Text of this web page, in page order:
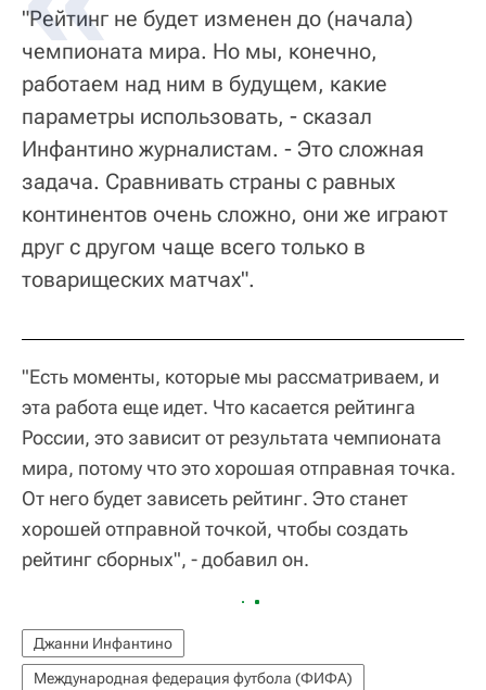
"Рейтинг не будет изменен до (начала)
чемпионата мира. Но мы, конечно,
работаем над ним в будущем, какие
параметры использовать, - сказал
Инфантино журналистам. - Это сложная
задача. Сравнивать страны с равных
континентов очень сложно, они же играют
друг с другом чаще всего только в
товарищеских матчах".
"Есть моменты, которые мы рассматриваем, и
эта работа еще идет. Что касается рейтинга
России, это зависит от результата чемпионата
мира, потому что это хорошая отправная точка.
От него будет зависеть рейтинг. Это станет
хорошей отправной точкой, чтобы создать
рейтинг сборных", - добавил он.
Джанни Инфантино
Международная федерация футбола (ФИФА)